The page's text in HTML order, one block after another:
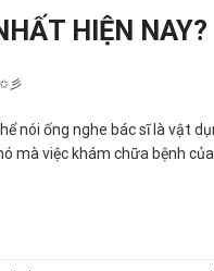
HIỆN NAY?
彡
nói ống nghe bác sĩ là vật
mà việc khám chữa bệnh